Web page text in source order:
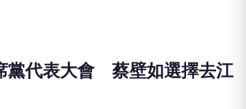
黨代表大會 蔡壁如選擇去江